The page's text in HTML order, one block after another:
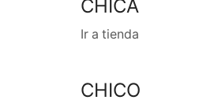
CHICA
Ir a tienda
CHICO